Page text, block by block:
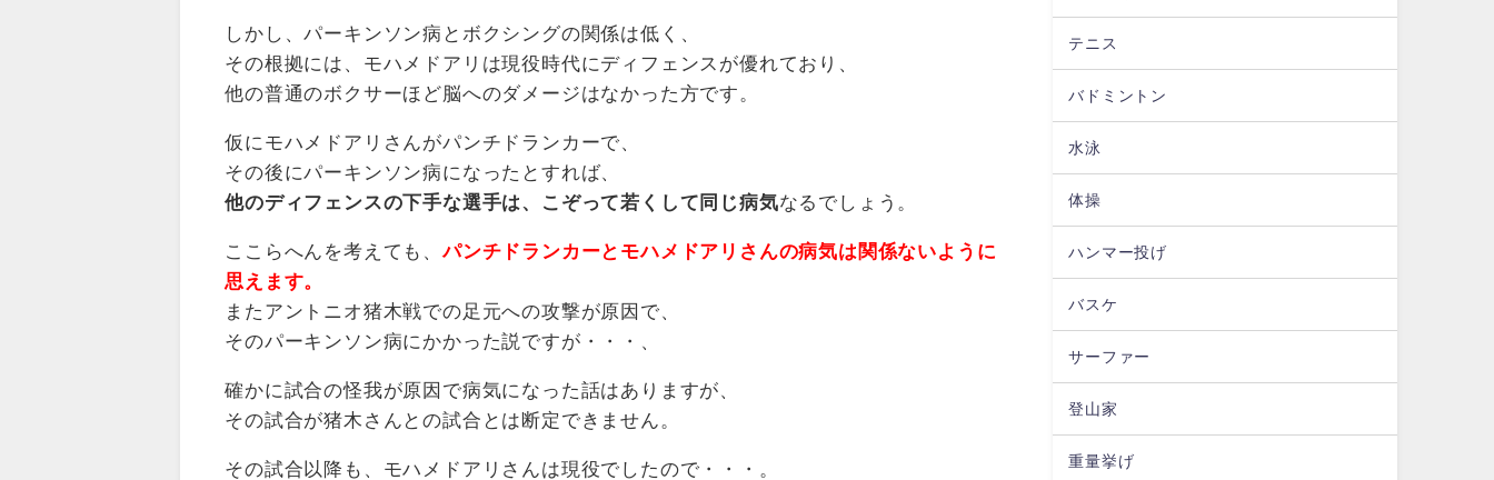
しかし、パーキンソン病とボクシングの関係は低く、
その根拠には、モハメドアリは現役時代にディフェンスが優れており、
他の普通のボクサーほど脳へのダメージはなかった方です。
仮にモハメドアリさんがパンチドランカーで、
その後にパーキンソン病になったとすれば、
他のディフェンスの下手な選手は、こぞって若くして同じ病気なるでしょう。
ここらへんを考えても、 パンチドランカーとモハメドアリさんの病気は関係ないように
思えます。
またアントニオ猪木戦での足元への攻撃が原因で、
そのパーキンソン病にかかった説ですが・・・、
確かに試合の怪我が原因で病気になった話はありますが、
その試合が猪木さんとの試合とは断定できません。
その試合以降も、モハメドアリさんは現役でしたので・・・。
テニス
バドミントン
水泳
体操
ハンマー投げ
バスケ
サーファー
登山家
重量挙げ